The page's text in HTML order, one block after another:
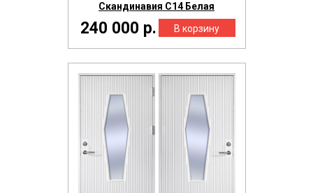
Скандинавия С14 Белая
240 000 р.